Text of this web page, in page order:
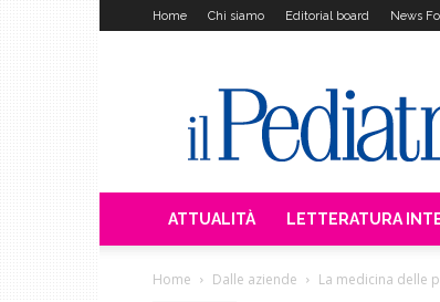
Home Chi siamo Editorial board News
Pediatra
ATTUALITÀ LETTERATURA
Home Dalle aziende La medicina delle